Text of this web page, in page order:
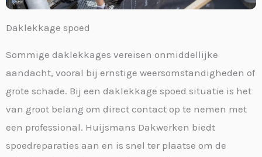
Daklekkage spoed
Sommige daklekkages vereisen onmiddellijke
aandacht, vooral bij ernstige weersomstandigheden of
grote schade. Bij een daklekkage spoed situatie is het
van groot belang om direct contact op te nemen met
een professional. Huijsmans Dakwerken biedt
spoedreparaties aan en is snel ter plaatse om de